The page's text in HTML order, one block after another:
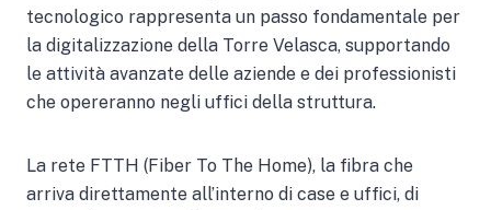
tecnologico rappresenta un passo fondamentale per
la digitalizzazione della Torre Velasca, supportando
le attività avanzate delle aziende e dei professionisti
che opereranno negli uffici della struttura.
La rete FTTH (Fiber To The Home), la fibra che
arriva direttamente all’interno di case e uffici, di